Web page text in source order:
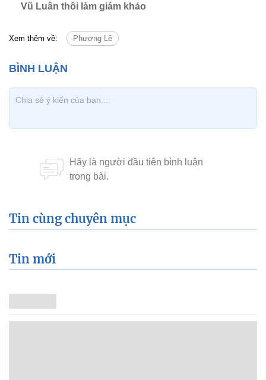
Vũ Luân thôi làm giám khảo
Xem thêm về: Phương Lê
Tin cùng chuyên mục
Tin mới